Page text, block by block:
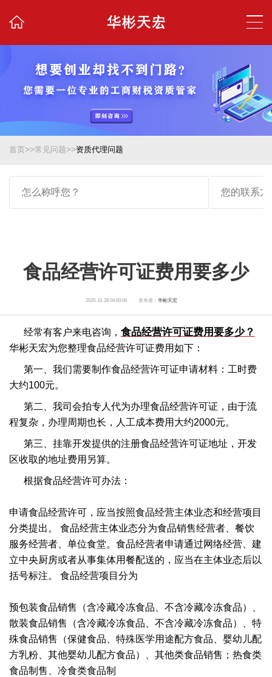
首页>>常见问题>>资质代理问题
食品经营许可证费用要多少
2020-10-28 04:00:08 发布者： 华彬天宏
经常有客户来电咨询， 食品经营许可证费用要多少？
华彬天宏为您整理食品经营许可证费用如下：
第一、我们需要制作食品经营许可证申请材料：工时费
大约100元。
第二、我司会拍专人代为办理食品经营许可证 ，由于流
程复杂，办理周期也长，人工成本费用大约2000元。
第三、挂靠开发提供的注册食品经营许可证地址，开发
区收取的地址费用另算。
根据食品经营许可办法：
申请食品经营许可，应当按照食品经营主体业态和经营项目
分类提出。 食品经营主体业态分为食品销售经营者、餐饮
服务经营者、单位食堂。食品经营者申请通过网络经营、建
立中央厨房或者从事集体用餐配送的，应当在主体业态后以
括号标注。 食品经营项目分为
预包装食品销售（含冷藏冷冻食品、不含冷藏冷冻食品）、
散装食品销售（含冷藏冷冻食品、不含冷藏冷冻食品）、特
殊食品销售（保健食品、特殊医学用途配方食品、婴幼儿配
方乳粉、其他婴幼儿配方食品）、其他类食品销售；热食类
食品制售、冷食类食品制